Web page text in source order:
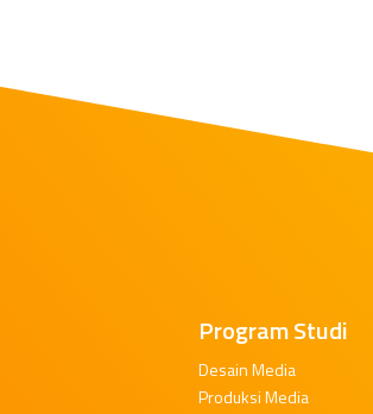
Program Studi
Desain Media
Produksi Media